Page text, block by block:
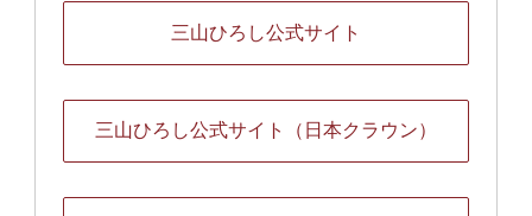
三山ひろし公式サイト
三山ひろし公式サイト（日本クラウン）